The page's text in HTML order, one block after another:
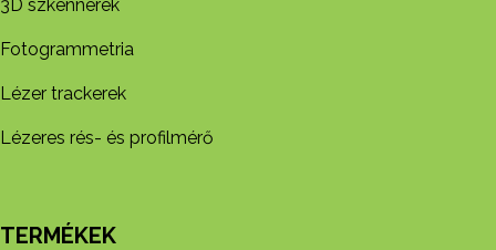
3D szkennerek
Fotogrammetria
Lézer trackerek
Lézeres rés- és profilmérő
TERMÉKEK